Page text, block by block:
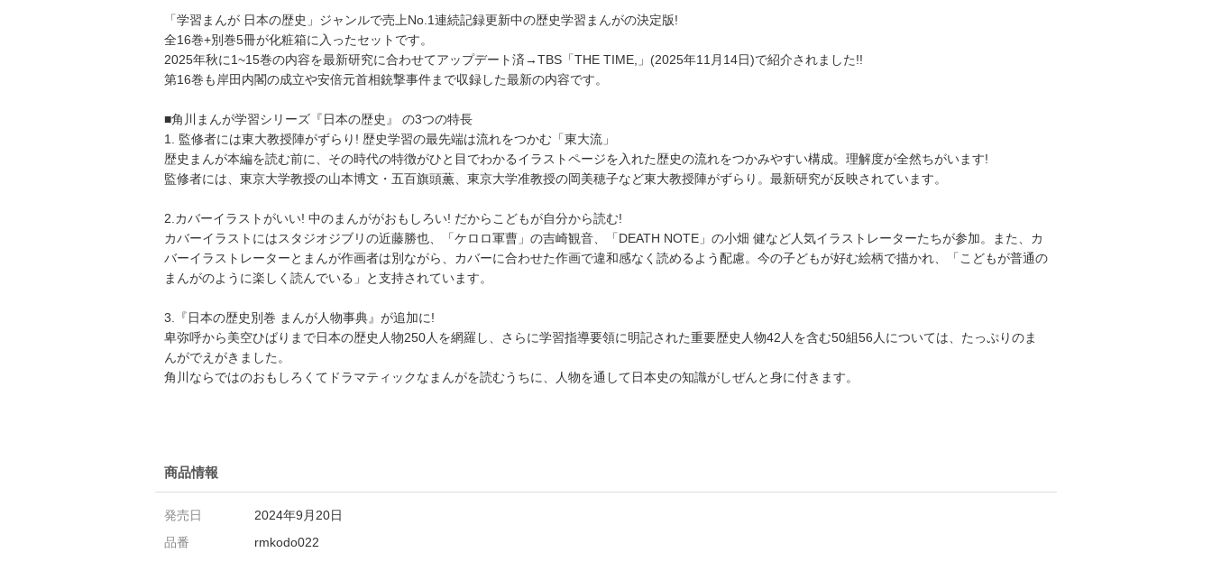
「学習まんが 日本の歴史」ジャンルで売上No.1連続記録更新中の歴史学習まんがの決定版!
全16巻+別巻5冊が化粧箱に入ったセットです。
2025年秋に1~15巻の内容を最新研究に合わせてアップデート済→TBS「THE TIME,」(2025年11月14日)で紹介されました!!
第16巻も岸田内閣の成立や安倍元首相銃撃事件まで収録した最新の内容です。
■角川まんが学習シリーズ『日本の歴史』 の3つの特長
1. 監修者には東大教授陣がずらり! 歴史学習の最先端は流れをつかむ「東大流」
歴史まんが本編を読む前に、その時代の特徴がひと目でわかるイラストページを入れた歴史の流れをつかみやすい構成。理解度が全然ちがいます!
監修者には、東京大学教授の山本博文・五百旗頭薫、東京大学准教授の岡美穂子など東大教授陣がずらり。最新研究が反映されています。
2.カバーイラストがいい! 中のまんががおもしろい! だからこどもが自分から読む!
カバーイラストにはスタジオジブリの近藤勝也、「ケロロ軍曹」の吉崎観音、「DEATH NOTE」の小畑 健など人気イラストレーターたちが参加。また、カ
バーイラストレーターとまんが作画者は別ながら、カバーに合わせた作画で違和感なく読めるよう配慮。今の子どもが好む絵柄で描かれ、「こどもが普通の
まんがのように楽しく読んでいる」と支持されています。
3.『日本の歴史別巻 まんが人物事典』が追加に!
卑弥呼から美空ひばりまで日本の歴史人物250人を網羅し、さらに学習指導要領に明記された重要歴史人物42人を含む50組56人については、たっぷりのま
んがでえがきました。
角川ならではのおもしろくてドラマティックなまんがを読むうちに、人物を通して日本史の知識がしぜんと身に付きます。
商品情報
発売日
2024年9月20日
品番
rmkodo022